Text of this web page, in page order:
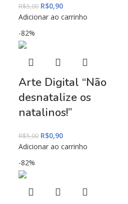
R$5,00 R$0,90
Adicionar ao carrinho
-82%
Arte Digital “Não
desnatalize os
natalinos!”
R$5,00 R$0,90
Adicionar ao carrinho
-82%